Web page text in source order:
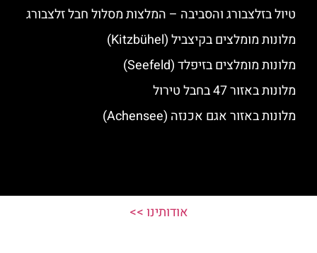
טיול בזלצבורג והסביבה – המלצות מסלול חבל זלצבורג
מלונות מומלצים בקיצביל (Kitzbühel)
מלונות מומלצים בזיפלד (Seefeld)
מלונות באזור 47 בחבל טירול
מלונות באזור אגם אכנזה (Achensee)
אודותינו >>